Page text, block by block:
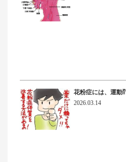
花粉症には、運動⁉
2026.03.14